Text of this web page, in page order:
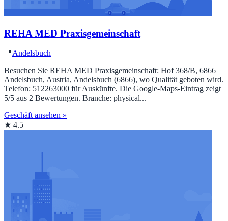
REHA MED Praxisgemeinschaft
📍Andelsbuch
Besuchen Sie REHA MED Praxisgemeinschaft: Hof 368/B, 6866
Andelsbuch, Austria, Andelsbuch (6866), wo Qualität geboten wird.
Telefon: 512263000 für Auskünfte. Die Google‑Maps‑Eintrag zeigt
5/5 aus 2 Bewertungen. Branche: physical...
Geschäft ansehen »
★ 4.5